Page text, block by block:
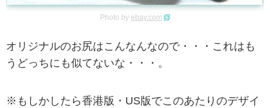
Photo by ebay.com
オリジナルのお尻はこんなんなので・・・これはも
うどっちにも似てないな・・・。
※もしかしたら香港版・US版でこのあたりのデザイ